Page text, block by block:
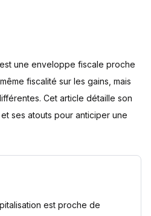
une enveloppe fiscale proche
fiscalité sur les gains, mais
Cet article détaille son
ses atouts pour anticiper une
est proche de